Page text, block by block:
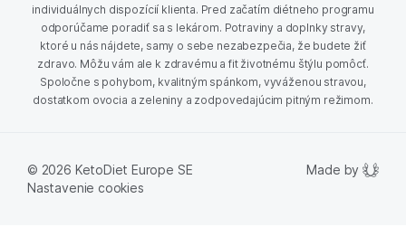
individuálnych dispozícií klienta. Pred začatím diétneho programu
odporúčame poradiť sa s lekárom. Potraviny a doplnky stravy,
ktoré u nás nájdete, samy o sebe nezabezpečia, že budete žiť
zdravo. Môžu vám ale k zdravému a fit životnému štýlu pomôcť.
Spoločne s pohybom, kvalitným spánkom, vyváženou stravou,
dostatkom ovocia a zeleniny a zodpovedajúcim pitným režimom.
© 2026 KetoDiet Europe SE
Nastavenie cookies
Made by